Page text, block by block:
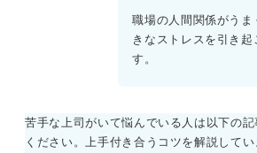
職場の人間関係がうま
きなストレスを引き起
す。
苦手な上司がいて悩んでいる人は以下の
ください。上手付き合うコツを解説してい